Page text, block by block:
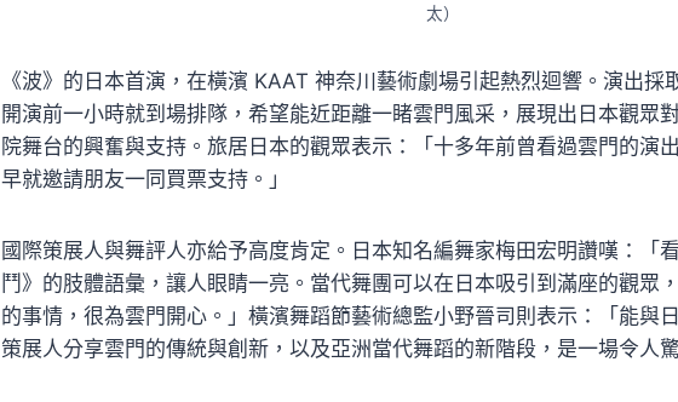
太）
《波》的日本首演，在橫濱 KAAT 神奈川藝術劇場引起熱烈迴響。演出採
開演前一小時就到場排隊，希望能近距離一睹雲門風采，展現出日本觀眾
院舞台的興奮與支持。旅居日本的觀眾表示：「十多年前曾看過雲門的演
早就邀請朋友一同買票支持。」
國際策展人與舞評人亦給予高度肯定。日本知名編舞家梅田宏明讚嘆：「
鬥》的肢體語彙，讓人眼睛一亮。當代舞團可以在日本吸引到滿座的觀眾
的事情，很為雲門開心。」橫濱舞蹈節藝術總監小野晉司則表示：「能與
策展人分享雲門的傳統與創新，以及亞洲當代舞蹈的新階段，是一場令人驚